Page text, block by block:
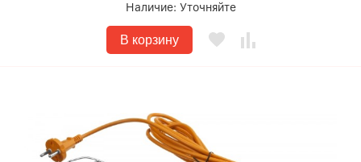
Наличие: Уточняйте
В корзину